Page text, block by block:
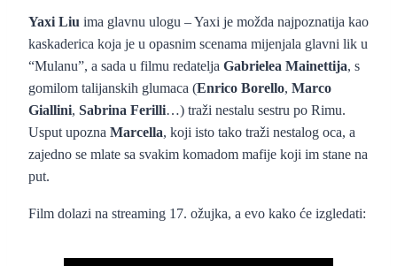
Yaxi Liu ima glavnu ulogu – Yaxi je možda najpoznatija kao
kaskaderica koja je u opasnim scenama mijenjala glavni lik u
“Mulanu”, a sada u filmu redatelja Gabrielea Mainettija, s
gomilom talijanskih glumaca (Enrico Borello, Marco
Giallini, Sabrina Ferilli…) traži nestalu sestru po Rimu.
Usput upozna Marcella, koji isto tako traži nestalog oca, a
zajedno se mlate sa svakim komadom mafije koji im stane na
put.
Film dolazi na streaming 17. ožujka, a evo kako će izgledati: